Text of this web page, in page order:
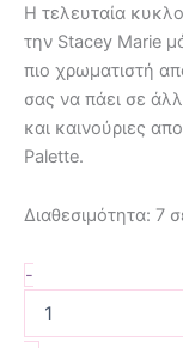
Η τελευταία
την Stacey Marie
πιο χρωματιστή
σας να πάει σε
και καινούριες
Palette.
Διαθεσιμότητα: 7
-